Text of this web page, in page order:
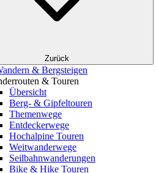
Zurück
& Bergsteigen
& Touren
Übersicht
Berg- & Gipfeltouren
Themenwege
Entdeckerwege
Hochalpine Touren
Weitwanderwege
Seilbahnwanderungen
Bike & Hike Touren